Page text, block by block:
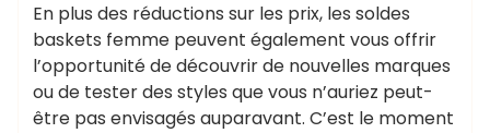
En plus des réductions sur les prix, les soldes
baskets femme peuvent également vous offrir
l’opportunité de découvrir de nouvelles marques
ou de tester des styles que vous n’auriez peut-
être pas envisagés auparavant. C’est le moment